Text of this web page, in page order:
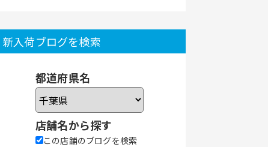
新入荷ブログを検索
都道府県名
店舗名から探す
この店舗のブログを検索